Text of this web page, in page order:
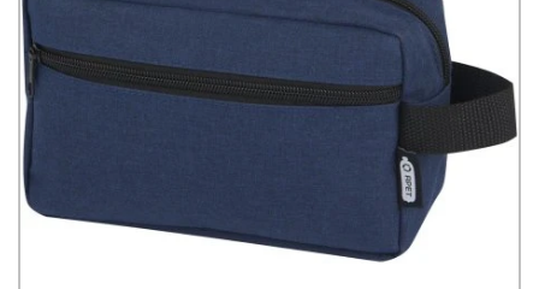
Sur Stampasi.fr, nous avons pris soin de sélectionner une large
gamme de trousses de toilette personnalisées
capables de
s’adapter à tous les styles et à tous les usages. Modèles
compacts
plusspacieux, lignessobresou plus modernes, matières
résistantes
finitions soignées: il y a forcément une trousse qui
correspond à votre image. Que ce soit pour un
cadeau d’entreprise
un
, la personnalisation
ou voscouleurs
avec un rendu professionnel et élégant. Et parce qu’un bon produit va
toujours de pair avec un bon service, Stampasi.fr vous accompagne à
chaque étape. La personnalisation se fait simplement en ligne, avec un
envoyé avant la production pour valider votre